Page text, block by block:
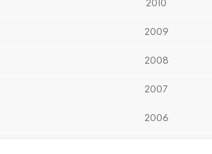
2010
2009
2008
2007
2006